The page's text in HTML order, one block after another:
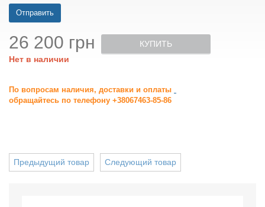
Отправить
26 200 грн
Нет в наличии
КУПИТЬ
По вопросам наличия, доставки и оплаты
обращайтесь по телефону +38067463-85-86
Следующий товар
Предыдущий товар